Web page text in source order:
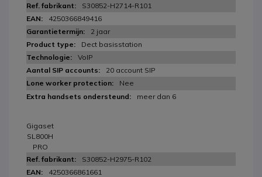
S30852-H2714-R101
4250366849416
2 jaar
Dect basisstation
VoIP
20 account SIP
Nee
meer dan 6
Gigaset
SL800H
PRO
S30852-H2975-R102
4250366861661